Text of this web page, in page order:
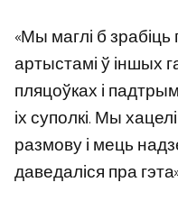
«Мы маглі б зрабіць
артыстамі ў іншых
пляцоўках і
іх суполкі. Мы
размову і мець
даведаліся пра